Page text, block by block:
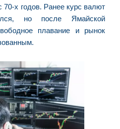
х годов. Ранее курс валют
но после Ямайской
плавание и рынок